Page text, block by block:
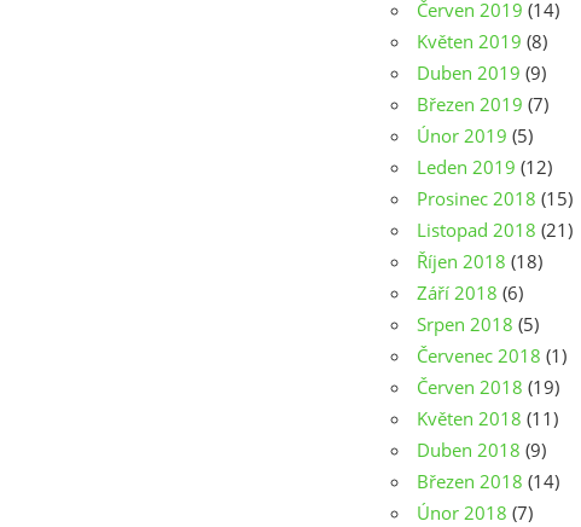
Červen 2019 (14)
Květen 2019 (8)
Duben 2019 (9)
Březen 2019 (7)
Únor 2019 (5)
Leden 2019 (12)
Prosinec 2018 (15)
Listopad 2018 (21)
Říjen 2018 (18)
Září 2018 (6)
Srpen 2018 (5)
Červenec 2018 (1)
Červen 2018 (19)
Květen 2018 (11)
Duben 2018 (9)
Březen 2018 (14)
Únor 2018 (7)